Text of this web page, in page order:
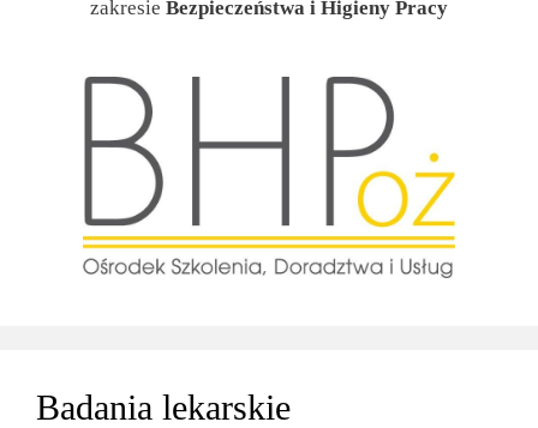
zakresie Bezpieczeństwa i Higieny Pracy
Badania lekarskie